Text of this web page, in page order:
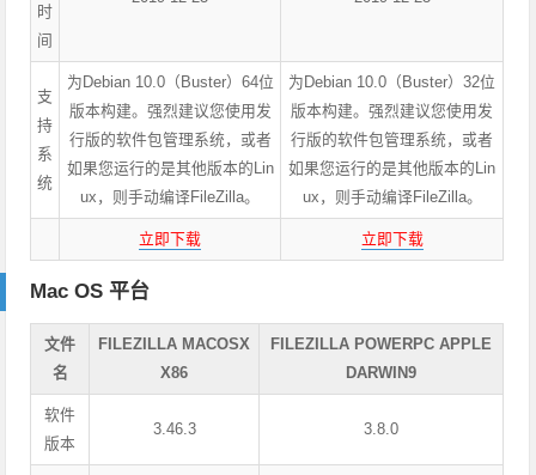
时
间
支
持
系
统
为Debian 10.0（Buster）64位
版本构建。强烈建议您使用发
行版的软件包管理系统，或者
如果您运行的是其他版本的Lin
ux，则手动编译FileZilla。
为Debian 10.0（Buster）32位
版本构建。强烈建议您使用发
行版的软件包管理系统，或者
如果您运行的是其他版本的Lin
ux，则手动编译FileZilla。
立即下载 立即下载
Mac OS 平台
文件
名
FILEZILLA MACOSX
X86
FILEZILLA POWERPC APPLE
DARWIN9
软件
版本
3.46.3 3.8.0